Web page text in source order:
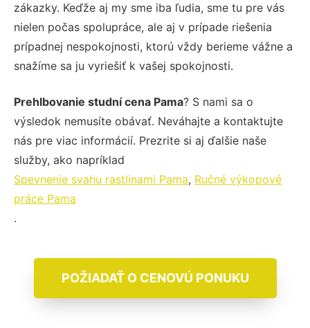
zákazky. Keďže aj my sme iba ľudia, sme tu pre vás
nielen počas spolupráce, ale aj v prípade riešenia
prípadnej nespokojnosti, ktorú vždy berieme vážne a
snažíme sa ju vyriešiť k vašej spokojnosti.
Prehlbovanie studní cena Pama? S nami sa o
výsledok nemusíte obávať. Neváhajte a kontaktujte
nás pre viac informácií. Prezrite si aj ďalšie naše
služby, ako napríklad
Spevnenie svahu rastlinami Pama, Ručné výkopové
práce Pama
.
POŽIADAŤ O CENOVÚ PONUKU